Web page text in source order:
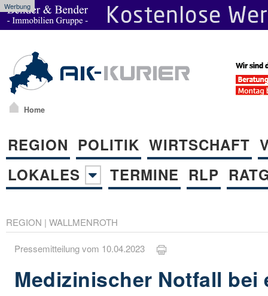
Werbung
Home
REGION POLITIK WIRTSCHAFT
LOKALES
TERMINE RLP
REGION | WALLMENROTH
Pressemitteilung vom 10.04.2023
Medizinischer Notfall bei